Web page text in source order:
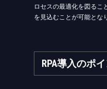
ロセスの最適化を図るこ
を見込むことが可能とな
RPA導入のポ